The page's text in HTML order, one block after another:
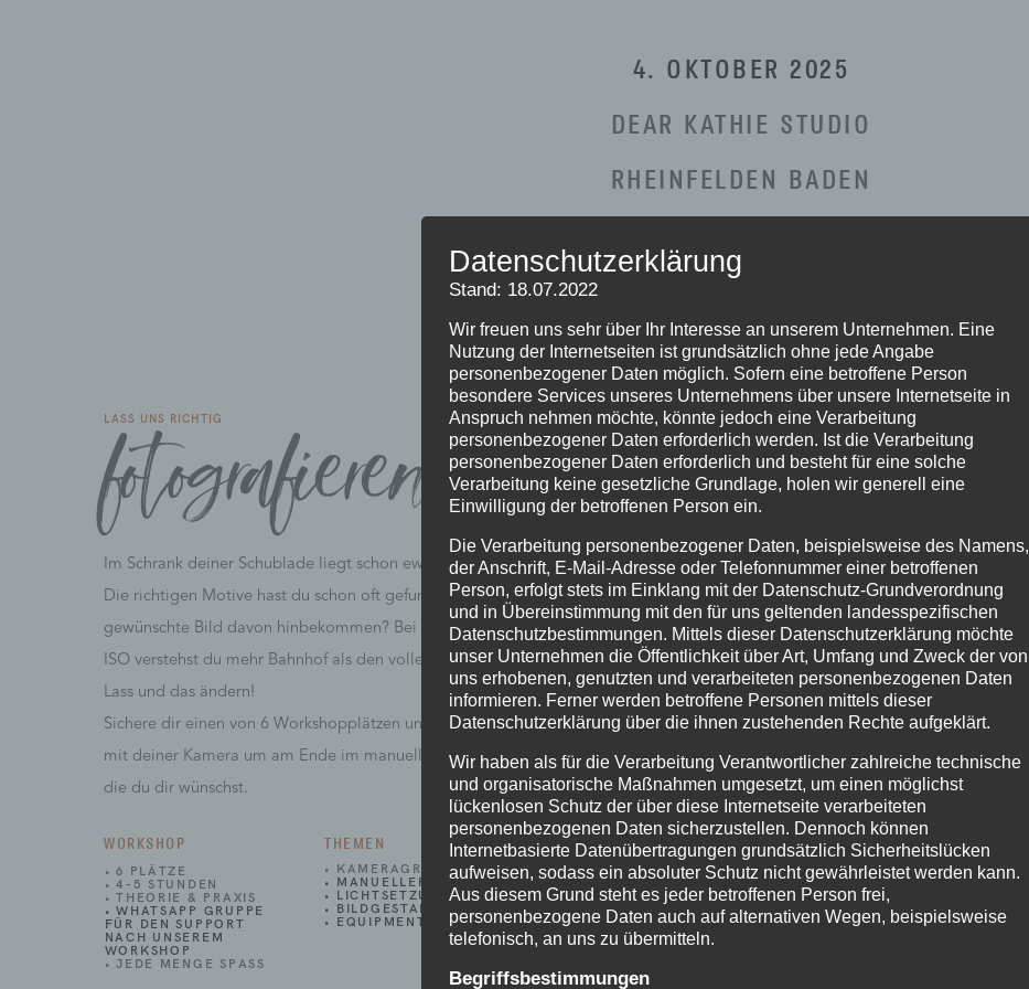
4. OKTOBER 2025
DEAR KATHIE STUDIO
RHEINFELDEN BADEN
LASS UNS RICHTIG
fotografieren lernen
Im Schrank deiner Schublade liegt schon ewig eine Kamera und verstaubt?
Die richtigen Motive hast du schon oft gefunden, aber einfach nie so wirklich das
gewünschte Bild davon hinbekommen? Bei Begriffen wie Blende, Verschlusszeit und
ISO verstehst du mehr Bahnhof als den vollen Durchblick zu haben?
Lass und das ändern!
Sichere dir einen von 6 Workshopplätzen und lerne mit mir den sicheren Umgang
mit deiner Kamera um am Ende im manuellen Modus die Bilder entstehen zu lassen
die du dir wünschst.
THEMEN INVESTITION
WORKSHOP
• KAMERAGRUNDLAGEN
• MANUELLER MODUS
• LICHTSETZUNG
• BILDGESTALTUNG
• EQUIPMENT
250,- €
• 6 PLÄTZE
• 4-5 STUNDEN
• THEORIE & PRAXIS
• WHATSAPP GRUPPE
FÜR DEN SUPPORT
NACH UNSEREM
WORKSHOP
• JEDE MENGE SPASS
INKLUSIVE MWST.
Datenschutzerklärung
Stand: 18.07.2022
Wir freuen uns sehr über Ihr Interesse an unserem Unternehmen. Eine
Nutzung der Internetseiten ist grundsätzlich ohne jede Angabe
personenbezogener Daten möglich. Sofern eine betroffene Person
besondere Services unseres Unternehmens über unsere Internetseite in
Anspruch nehmen möchte, könnte jedoch eine Verarbeitung
personenbezogener Daten erforderlich werden. Ist die Verarbeitung
personenbezogener Daten erforderlich und besteht für eine solche
Verarbeitung keine gesetzliche Grundlage, holen wir generell eine
Einwilligung der betroffenen Person ein.
Die Verarbeitung personenbezogener Daten, beispielsweise des Namens,
der Anschrift, E-Mail-Adresse oder Telefonnummer einer betroffenen
Person, erfolgt stets im Einklang mit der Datenschutz-Grundverordnung
und in Übereinstimmung mit den für uns geltenden landesspezifischen
Datenschutzbestimmungen. Mittels dieser Datenschutzerklärung möchte
unser Unternehmen die Öffentlichkeit über Art, Umfang und Zweck der von
uns erhobenen, genutzten und verarbeiteten personenbezogenen Daten
informieren. Ferner werden betroffene Personen mittels dieser
Datenschutzerklärung über die ihnen zustehenden Rechte aufgeklärt.
Wir haben als für die Verarbeitung Verantwortlicher zahlreiche technische
und organisatorische Maßnahmen umgesetzt, um einen möglichst
lückenlosen Schutz der über diese Internetseite verarbeiteten
personenbezogenen Daten sicherzustellen. Dennoch können
Internetbasierte Datenübertragungen grundsätzlich Sicherheitslücken
aufweisen, sodass ein absoluter Schutz nicht gewährleistet werden kann.
Aus diesem Grund steht es jeder betroffenen Person frei,
personenbezogene Daten auch auf alternativen Wegen, beispielsweise
telefonisch, an uns zu übermitteln.
Begriffsbestimmungen